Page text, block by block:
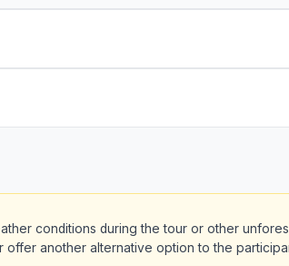
conditions during the tour or other
offer another alternative option to the